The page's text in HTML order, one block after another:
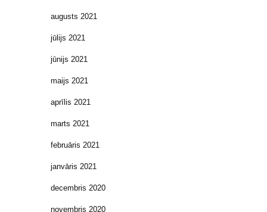
augusts 2021
jūlijs 2021
jūnijs 2021
maijs 2021
aprīlis 2021
marts 2021
februāris 2021
janvāris 2021
decembris 2020
novembris 2020